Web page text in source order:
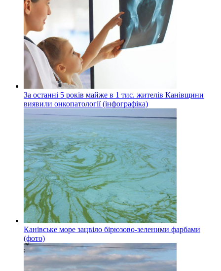
За останні 5 років майже в 1 тис. жителів Канівщини
виявили онкопатології (інфографіка)
Канівське море зацвіло бірюзово-зеленими фарбами
(фото)